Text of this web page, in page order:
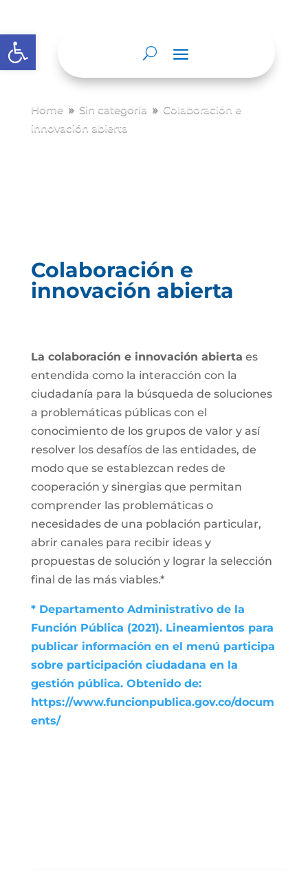
Abrir barra de herramientas
Home 9 Sin categoría 9 Colaboración e
innovación abierta
Colaboración e
innovación abierta
La colaboración e innovación abierta es
entendida como la interacción con la
ciudadanía para la búsqueda de soluciones
a problemáticas públicas con el
conocimiento de los grupos de valor y así
resolver los desafíos de las entidades, de
modo que se establezcan redes de
cooperación y sinergias que permitan
comprender las problemáticas o
necesidades de una población particular,
abrir canales para recibir ideas y
propuestas de solución y lograr la selección
final de las más viables.*
* Departamento Administrativo de la
Función Pública (2021). Lineamientos para
publicar información en el menú participa
sobre participación ciudadana en la
gestión pública. Obtenido de:
https://www.funcionpublica.gov.co/docum
ents/